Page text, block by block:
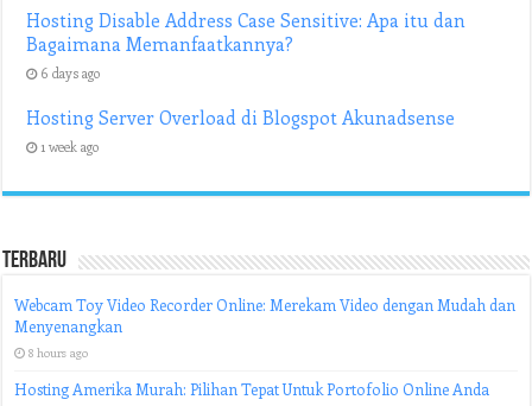
Hosting Disable Address Case Sensitive: Apa itu dan
Bagaimana Memanfaatkannya?
6 days ago
Hosting Server Overload di Blogspot Akunadsense
1 week ago
Terbaru
Webcam Toy Video Recorder Online: Merekam Video dengan Mudah dan
Menyenangkan
8 hours ago
Hosting Amerika Murah: Pilihan Tepat Untuk Portofolio Online Anda